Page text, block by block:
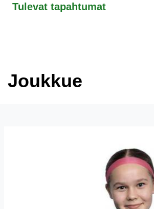
Tulevat tapahtumat
Joukkue